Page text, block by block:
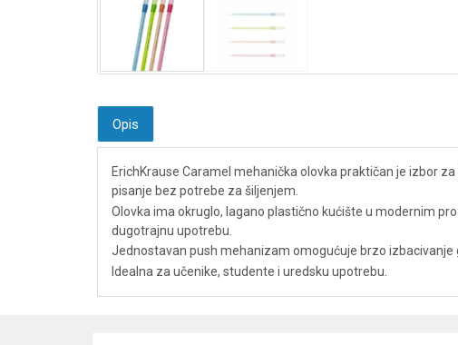
Opis
ErichKrause Caramel mehanička olovka praktičan je izbor
pisanje bez potrebe za šiljenjem.
Olovka ima okruglo, lagano plastično kućište u modernim
dugotrajnu upotrebu.
Jednostavan push mehanizam omogućuje brzo izbacivanje
Idealna za učenike, studente i uredsku upotrebu.